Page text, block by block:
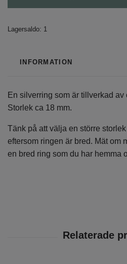
Lagersaldo: 1
INFORMATION
En silverring som är tillverkad
Storlek ca 18 mm.
Tänk på att välja en större
eftersom ringen är bred. Mät om
en bred ring som du har hemma